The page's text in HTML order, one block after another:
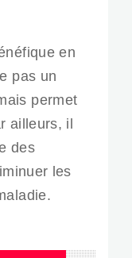
en
pas un
permet
ailleurs, il
des
les